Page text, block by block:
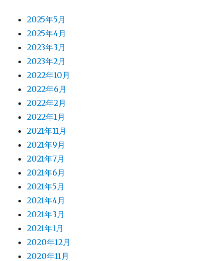
2025年5月
2025年4月
2023年3月
2023年2月
2022年10月
2022年6月
2022年2月
2022年1月
2021年11月
2021年9月
2021年7月
2021年6月
2021年5月
2021年4月
2021年3月
2021年1月
2020年12月
2020年11月